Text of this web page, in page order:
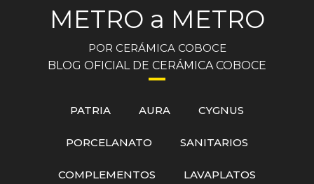
METRO a METRO
POR CERÁMICA COBOCE
BLOG OFICIAL DE CERÁMICA COBOCE
PATRIA AURA CYGNUS
PORCELANATO SANITARIOS
COMPLEMENTOS LAVAPLATOS